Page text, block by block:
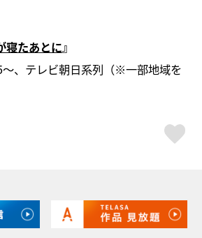
寝たあとに』
、テレビ朝日系列（※一部地域を